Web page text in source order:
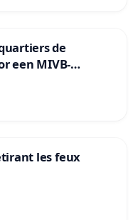
de
een MIVB-
en Het
les feux